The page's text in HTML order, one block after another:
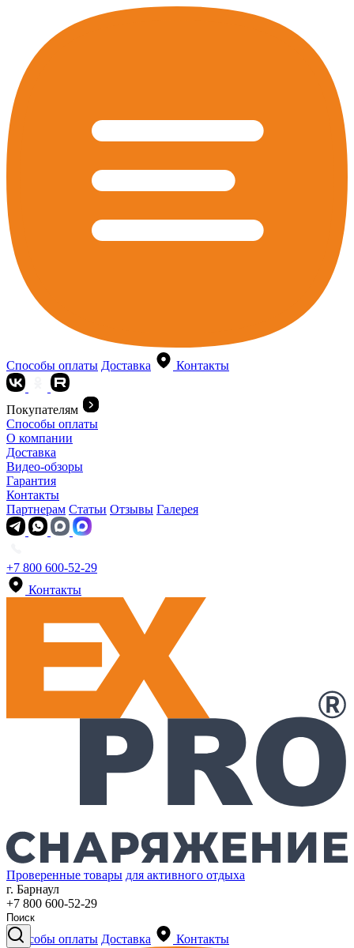
Способы оплаты Доставка Контакты
Покупателям
Способы оплаты
О компании
Доставка
Видео-обзоры
Гарантия
Контакты
Партнерам Статьи Отзывы Галерея
+7 800 600-52-29
Контакты
Проверенные товары для активного отдыха
г. Барнаул
+7 800 600-52-29
Способы оплаты Доставка Контакты